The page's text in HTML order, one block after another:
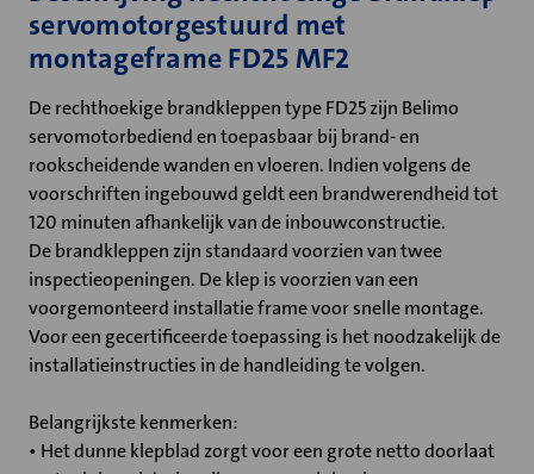
servomotorgestuurd met
montageframe FD25 MF2
De rechthoekige brandkleppen type FD25 zijn Belimo
servomotorbediend en toepasbaar bij brand- en
rookscheidende wanden en vloeren. Indien volgens de
voorschriften ingebouwd geldt een brandwerendheid tot
120 minuten afhankelijk van de inbouwconstructie.
De brandkleppen zijn standaard voorzien van twee
inspectieopeningen. De klep is voorzien van een
voorgemonteerd installatie frame voor snelle montage.
Voor een gecertificeerde toepassing is het noodzakelijk de
installatieinstructies in de handleiding te volgen.
Belangrijkste kenmerken:
• Het dunne klepblad zorgt voor een grote netto doorlaat